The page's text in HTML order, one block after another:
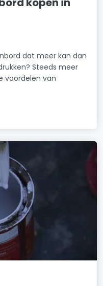
dat meer kan dan
Steeds meer
voordelen van